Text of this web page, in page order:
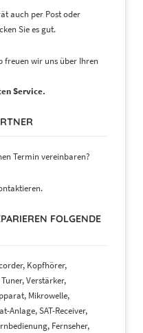
auch per Post oder
Sie es gut.
freuen wir uns über Ihren
Service.
Termin vereinbaren?
FOLGENDE
Kopfhörer,
Verstärker,
Mikrowelle,
Anlage, SAT-Receiver,
Fernseher,